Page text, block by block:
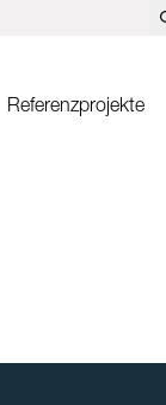
Referenzprojekte